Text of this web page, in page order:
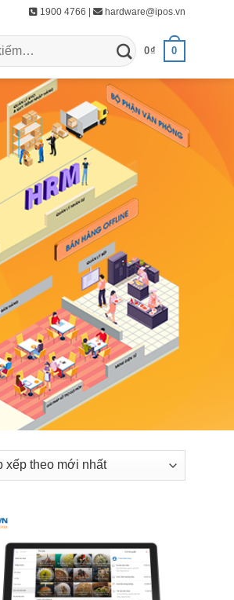
1900 4766 | hardware@ipos.vn
0₫ 0